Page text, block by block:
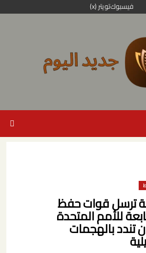
فيسبوكتويتر (x)
ترسل قوات حفظ
للأمم المتحدة
تندد بالهجمات